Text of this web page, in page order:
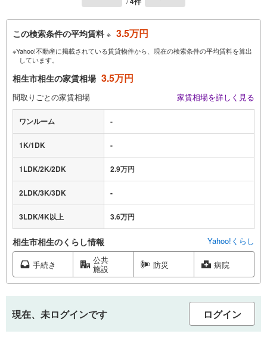
この検索条件の平均賃料 ※ 3.5万円
※Yahoo!不動産に掲載されている賃貸物件から、現在の検索条件の平均賃料を算出
しています。
相生市相生の家賃相場 3.5万円
間取りごとの家賃相場 家賃相場を詳しく見る
ワンルーム -
1K/1DK -
1LDK/2K/2DK 2.9万円
2LDK/3K/3DK -
3LDK/4K以上 3.6万円
相生市相生のくらし情報 Yahoo!くらし
手続き 公共
施設 防災 病院
現在、未ログインです ログイン